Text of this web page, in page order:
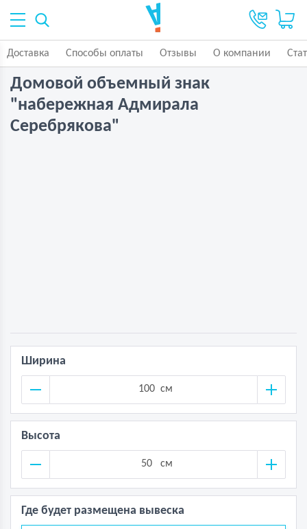
Доставка Способы оплаты Отзывы О компании
Домовой объемный знак
"набережная Адмирала
Серебрякова"
Ширина
см
Высота
см
Где будет размещена вывеска